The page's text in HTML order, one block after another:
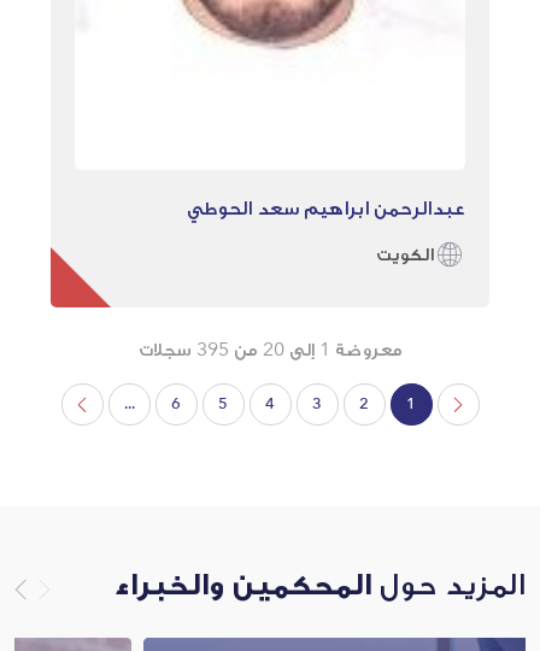
عبدالرحمن ابراهيم سعد الحوطي
الكويت
معروضة 1 إلى 20 من 395 سجلات
1
2
3
4
5
6
...
المزيد حول المحكمين والخبراء